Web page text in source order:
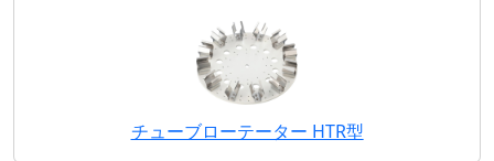
チューブローテーター HTR型